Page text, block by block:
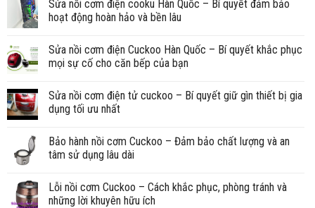
Sửa nồi cơm điện cooku Hàn Quốc – Bí quyết đảm bảo
hoạt động hoàn hảo và bền lâu
Sửa nồi cơm điện Cuckoo Hàn Quốc – Bí quyết khắc phục
mọi sự cố cho căn bếp của bạn
Sửa nồi cơm điện tử cuckoo – Bí quyết giữ gìn thiết bị gia
dụng tối ưu nhất
Bảo hành nồi cơm Cuckoo – Đảm bảo chất lượng và an
tâm sử dụng lâu dài
Lỗi nồi cơm Cuckoo – Cách khắc phục, phòng tránh và
những lời khuyên hữu ích